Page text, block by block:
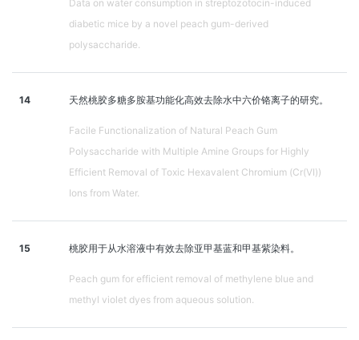
Data on water consumption in streptozotocin-induced
diabetic mice by a novel peach gum-derived
polysaccharide.
14 天然桃胶多糖多胺基功能化高效去除水中六价铬离子的研究。
Facile Functionalization of Natural Peach Gum
Polysaccharide with Multiple Amine Groups for Highly
Efficient Removal of Toxic Hexavalent Chromium (Cr(VI))
Ions from Water.
15 桃胶用于从水溶液中有效去除亚甲基蓝和甲基紫染料。
Peach gum for efficient removal of methylene blue and
methyl violet dyes from aqueous solution.